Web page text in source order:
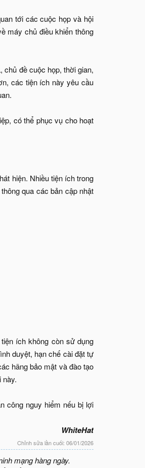
tới các cuộc họp và hội
máy chủ điều khiển thông
chủ đề cuộc họp, thời gian,
các tiện ích này yêu cầu
có thể phục vụ cho hoạt
hiện. Nhiều tiện ích trong
qua các bản cập nhật
ích không còn sử dụng
duyệt, hạn chế cài đặt tự
hãng bảo mật và đào tạo
này.
công nguy hiểm nếu bị lợi
WhiteHat
Chỉnh sửa lần cuối: 06/01/2026
mạng hàng ngày.